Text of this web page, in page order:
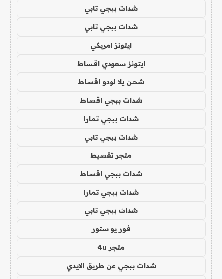
شدات ببجي تابي
شدات ببجي تابي
ايتونز امريكي
ايتونز سعودي اقساط
شحن يلا لودو اقساط
شدات ببجي اقساط
شدات ببجي تمارا
شدات ببجي تابي
متجر تقسيط
شدات ببجي اقساط
شدات ببجي تمارا
شدات ببجي تابي
فور يو ستور
متجر 4u
شدات ببجي عن طريق الايدي